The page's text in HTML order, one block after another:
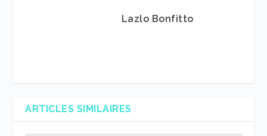
Lazlo Bonfitto
ARTICLES SIMILAIRES